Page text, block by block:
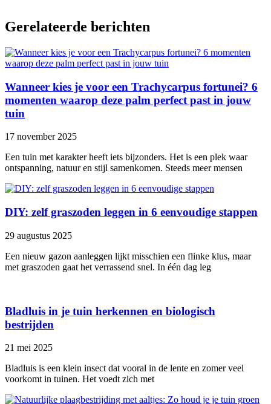
Gerelateerde berichten
Wanneer kies je voor een Trachycarpus fortunei? 6
momenten waarop deze palm perfect past in jouw
tuin
17 november 2025
Een tuin met karakter heeft iets bijzonders. Het is een plek waar
ontspanning, natuur en stijl samenkomen. Steeds meer mensen
DIY: zelf graszoden leggen in 6 eenvoudige stappen
29 augustus 2025
Een nieuw gazon aanleggen lijkt misschien een flinke klus, maar
met graszoden gaat het verrassend snel. In één dag leg
Bladluis in je tuin herkennen en biologisch
bestrijden
21 mei 2025
Bladluis is een klein insect dat vooral in de lente en zomer veel
voorkomt in tuinen. Het voedt zich met